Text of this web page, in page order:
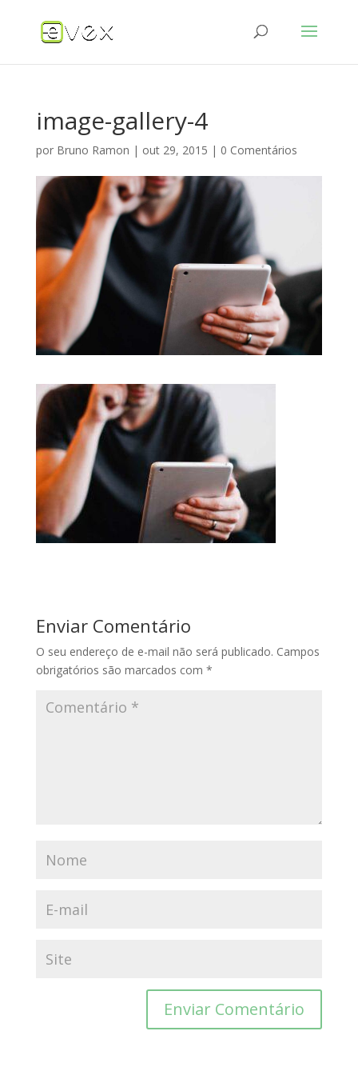
image-gallery-4
por Bruno Ramon | out 29, 2015 | 0 Comentários
Enviar Comentário
O seu endereço de e-mail não será publicado. Campos
obrigatórios são marcados com *